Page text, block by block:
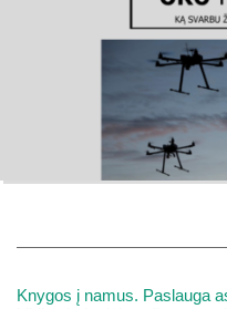
Knygos į namus. Paslauga